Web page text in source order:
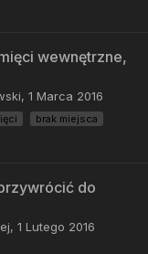
wewnętrzne,
, 1 Marca 2016
brak miejsca
do
, 1 Lutego 2016